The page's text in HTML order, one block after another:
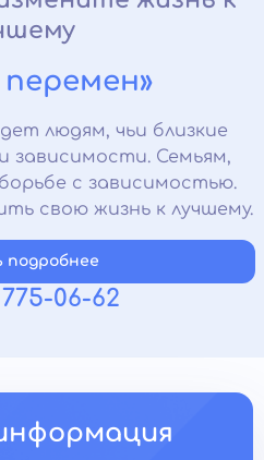
людям, чьи близкие
зависимости. Семьям,
с зависимостью.
свою жизнь к лучшему.
подробнее
06-62